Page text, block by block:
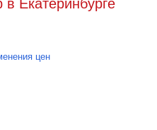
в Екатеринбурге
цен